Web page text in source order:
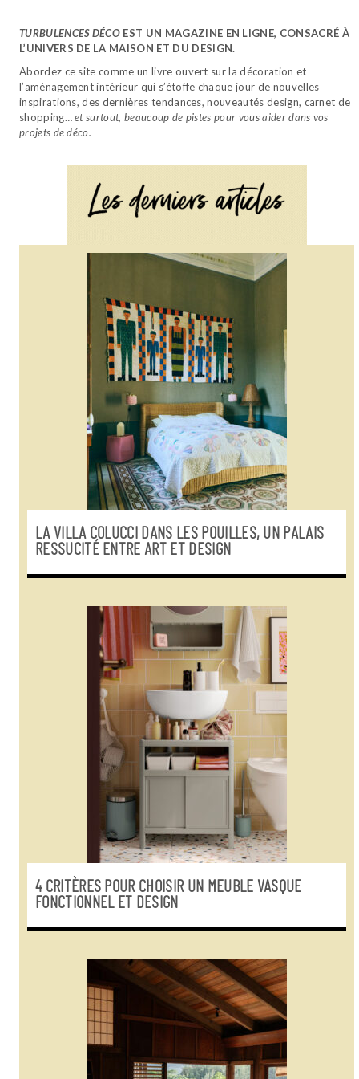
TURBULENCES DÉCO EST UN MAGAZINE EN LIGNE, CONSACRÉ À
L’UNIVERS DE LA MAISON ET DU DESIGN.
Abordez ce site comme un livre ouvert sur la décoration et
l’aménagement intérieur qui s’étoffe chaque jour de nouvelles
inspirations, des dernières tendances, nouveautés design, carnet de
shopping…et surtout, beaucoup de pistes pour vous aider dans vos
projets de déco.
LA VILLA COLUCCI DANS LES POUILLES, UN PALAIS
RESSUCITÉ ENTRE ART ET DESIGN
4 CRITÈRES POUR CHOISIR UN MEUBLE VASQUE
FONCTIONNEL ET DESIGN